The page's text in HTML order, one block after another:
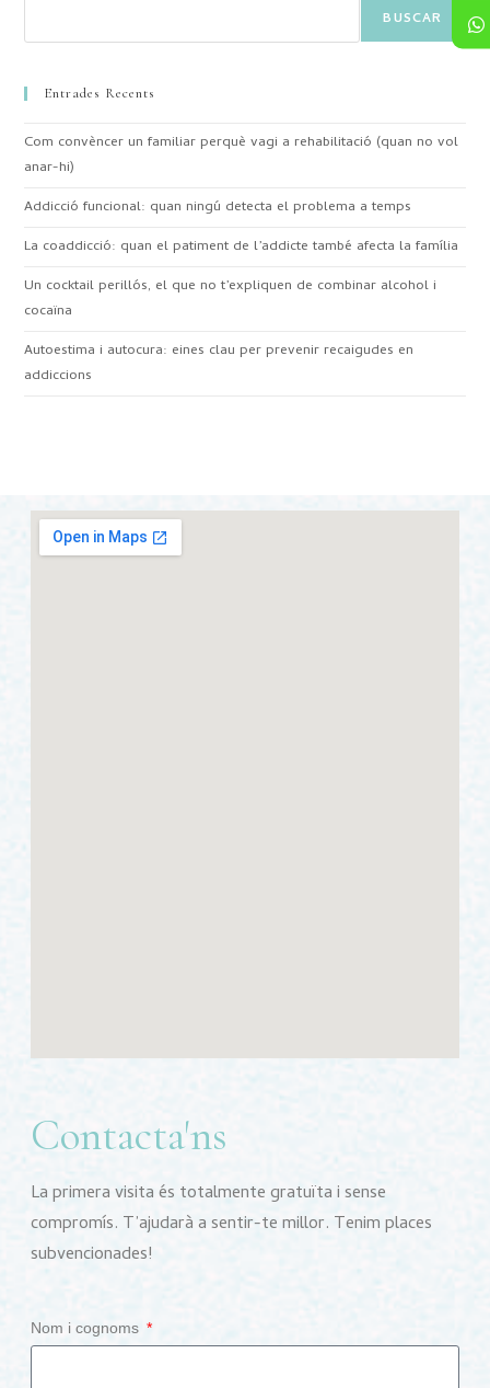
BUSCAR
Entrades Recents
Com convèncer un familiar perquè vagi a rehabilitació (quan no vol
anar-hi)
Addicció funcional: quan ningú detecta el problema a temps
La coaddicció: quan el patiment de l’addicte també afecta la família
Un cocktail perillós, el que no t’expliquen de combinar alcohol i
cocaïna
Autoestima i autocura: eines clau per prevenir recaigudes en
addiccions
Contacta'ns
La primera visita és totalmente gratuïta i sense
compromís. T’ajudarà a sentir-te millor. Tenim places
subvencionades!
Nom i cognoms